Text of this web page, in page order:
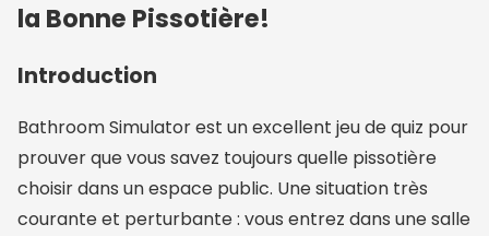
la Bonne Pissotière!
Introduction
Bathroom Simulator est un excellent jeu de quiz pour
prouver que vous savez toujours quelle pissotière
choisir dans un espace public. Une situation très
courante et perturbante : vous entrez dans une salle